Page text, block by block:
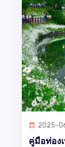
2025-
คู่มือท่อง